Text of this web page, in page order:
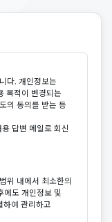
다. 개인정보는
목적이 변경되는
의 동의를 받는 등
답변 메일로 회신
위 내에서 최소한의
에도 개인정보 및
하여 관리하고